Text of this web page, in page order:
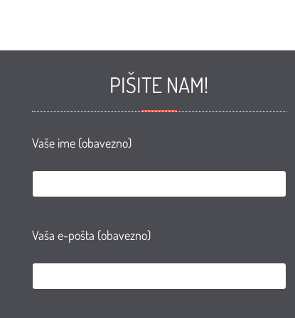
PIŠITE NAM!
Vaše ime (obavezno)
Vaša e-pošta (obavezno)